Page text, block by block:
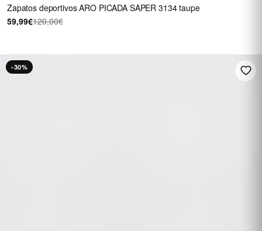
Zapatos deportivos ARO PICADA SAPER 3134 taupe
59,99€120,00€
-30%